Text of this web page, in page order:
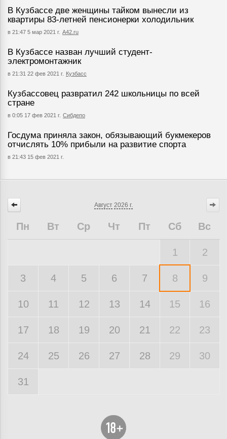
В Кузбассе две женщины тайком вынесли из
квартиры 83-летней пенсионерки холодильник
в 21:47 5 мар 2021 г. А42.ru
В Кузбассе назван лучший студент-
электромонтажник
в 21:31 22 фев 2021 г. Кузбасс
Кузбассовец развратил 242 школьницы по всей
стране
в 0:05 17 фев 2021 г. Сибдепо
Госдума приняла закон, обязывающий букмекеров
отчислять 10% прибыли на развитие спорта
в 21:43 15 фев 2021 г.
Август 2026 г.
Пн Вт Ср Чт Пт Сб Вс
1 2
3 4 5 6 7 8 9
10 11 12 13 14 15 16
17 18 19 20 21 22 23
24 25 26 27 28 29 30
31